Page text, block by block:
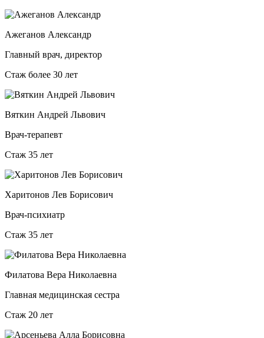
Ажеганов Александр
Главный врач, директор
Стаж более 30 лет
Вяткин Андрей Львович
Врач-терапевт
Стаж 35 лет
Харитонов Лев Борисович
Врач-психиатр
Стаж 35 лет
Филатова Вера Николаевна
Главная медицинская сестра
Стаж 20 лет